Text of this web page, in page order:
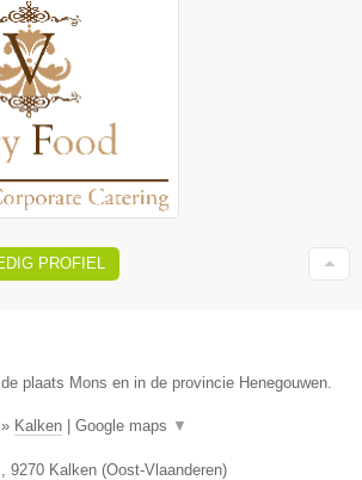
PROFIEL
plaats Mons en in de provincie Henegouwen.
» Kalken | Google maps ▼
9270 Kalken (Oost-Vlaanderen)